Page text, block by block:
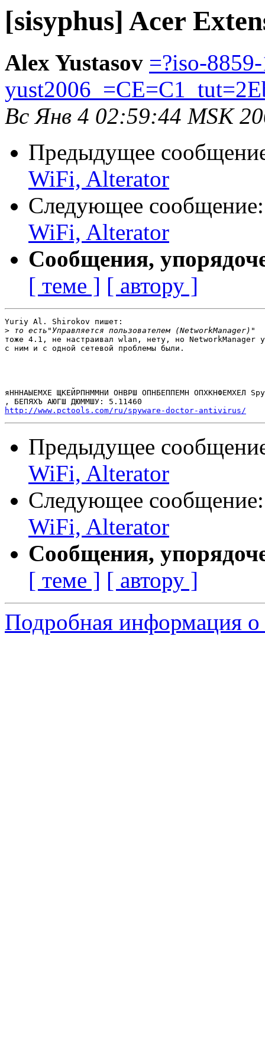
[sisyphus] Acer
Alex Yustasov =?iso-
Вс Янв 4 02:59:44 MSK
Предыдущее
WiFi, Alterator
Следующее
WiFi, Alterator
Сообщения,
[ теме ] [ автору ]
Yuriy Al. Shirokov пишет:
>
тоже 4.1, не настраивал wlan, нету, но NetworkManager
с ним и с одной сетевой проблемы были.
яНННАЫЕМХЕ ЩКЕЙРПНММНИ ОНВРШ ОПНБЕППЕМН ОПХКНФЕМХЕЛ
http://www.pctools.com/ru/spyware-doctor-antivirus/
Предыдущее
WiFi, Alterator
Следующее
WiFi, Alterator
Сообщения,
[ теме ] [ автору ]
Подробная информация о